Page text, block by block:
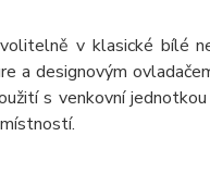
v klasické bílé
a designovým
s venkovní